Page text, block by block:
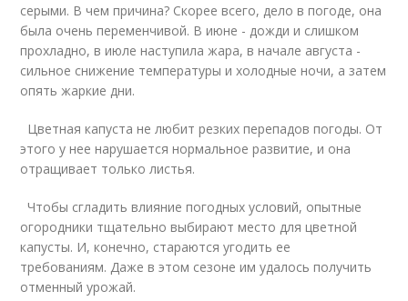
серыми. В чем причина? Скорее всего, дело в погоде, она
была очень переменчивой. В июне - дожди и слишком
прохладно, в июле наступила жара, в начале августа -
сильное снижение температуры и холодные ночи, а затем
опять жаркие дни.
Цветная капуста не любит резких перепадов погоды. От
этого у нее нарушается нормальное развитие, и она
отращивает только листья.
Чтобы сгладить влияние погодных условий, опытные
огородники тщательно выбирают место для цветной
капусты. И, конечно, стараются угодить ее
требованиям. Даже в этом сезоне им удалось получить
отменный урожай.